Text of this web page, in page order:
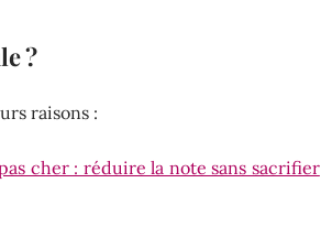
?
raisons :
cher : réduire la note sans sacrifier